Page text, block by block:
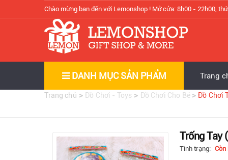
Chào mừng bạn đến với Lemonshop ! Mở cửa: 8h00 - 22h00,
DANH MỤC SẢN PHẨM Trang
Trang chủ >Đồ Chơi - Toys > Đồ Chơi Cho Bé >Đồ Chơi
Trống Tay
Tình trạng: Còn